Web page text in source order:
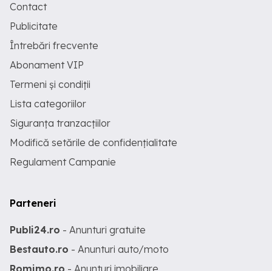
Contact
Publicitate
Întrebări frecvente
Abonament VIP
Termeni și condiții
Lista categoriilor
Siguranța tranzacțiilor
Modifică setările de confidențialitate
Regulament Campanie
Parteneri
Publi24.ro - Anunturi gratuite
Bestauto.ro - Anunturi auto/moto
Romimo.ro - Anunturi imobiliare